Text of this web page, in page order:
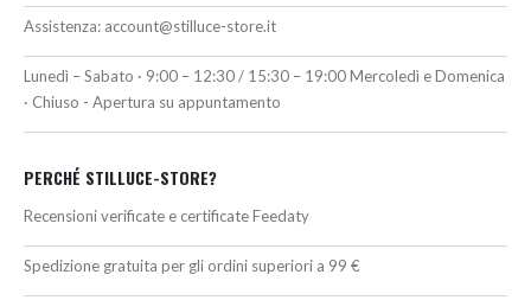
Assistenza: account@stilluce-store.it
Lunedì – Sabato · 9:00 – 12:30 / 15:30 – 19:00 Mercoledì e Domenica
· Chiuso - Apertura su appuntamento
PERCHÉ STILLUCE-STORE?
Recensioni verificate e certificate Feedaty
Spedizione gratuita per gli ordini superiori a 99 €